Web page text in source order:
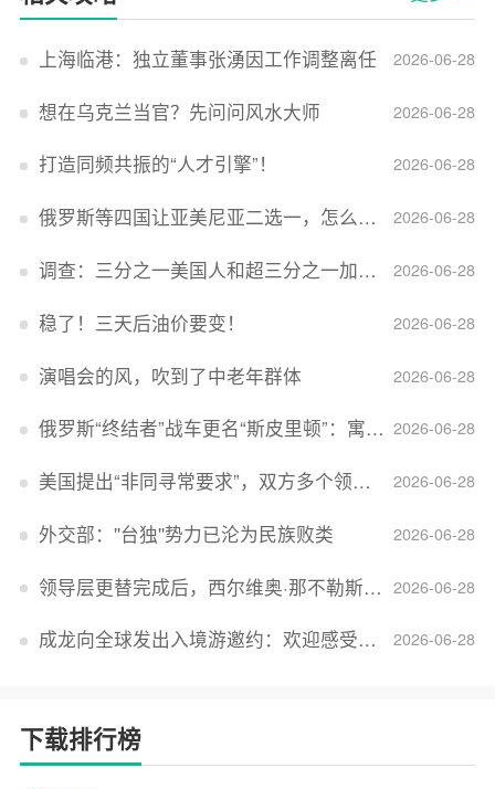
2026-06-28
上海临港：独立董事张湧因工作调整离任
2026-06-28
想在乌克兰当官？先问问风水大师
2026-06-28
打造同频共振的“人才引擎”！
2026-06-28
俄罗斯等四国让亚美尼亚二选一，怎么回事？
2026-06-28
调查：三分之一美国人和超三分之一加拿大人感到经济压力
2026-06-28
稳了！三天后油价要变！
2026-06-28
演唱会的风，吹到了中老年群体
2026-06-28
俄罗斯“终结者”战车更名“斯皮里顿”：寓意强大可靠，彰显俄精神力量
2026-06-28
美国提出“非同寻常要求”，双方多个领域分歧依旧，印美贸易谈判进入“关键阶段”
2026-06-28
外交部：''台独''势力已沦为民族败类
2026-06-28
领导层更替完成后，西尔维奥·那不勒斯出任Lucid首席执行官
2026-06-28
成龙向全球发出入境游邀约：欢迎感受无滤镜的真实中国
下载排行榜